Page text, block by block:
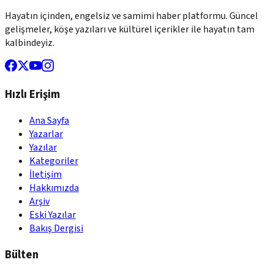
Hayatın içinden, engelsiz ve samimi haber platformu. Güncel
gelişmeler, köşe yazıları ve kültürel içerikler ile hayatın tam
kalbindeyiz.
Hızlı Erişim
Ana Sayfa
Yazarlar
Yazılar
Kategoriler
İletişim
Hakkımızda
Arşiv
Eski Yazılar
Bakış Dergisi
Bülten